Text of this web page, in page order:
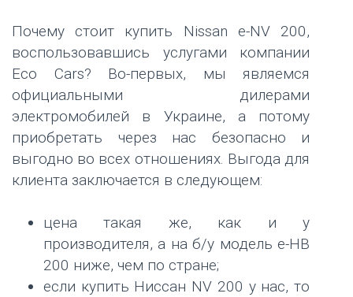
Почему стоит купить Nissan e-NV 200,
воспользовавшись услугами компании
Eco Cars? Во-первых, мы являемся
официальными дилерами
электромобилей в Украине, а потому
приобретать через нас безопасно и
выгодно во всех отношениях. Выгода для
клиента заключается в следующем:
цена такая же, как и у
производителя, а на б/у модель е-НВ
200 ниже, чем по стране;
если купить Ниссан NV 200 у нас, то